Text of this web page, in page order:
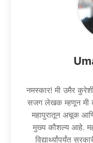
नमस्कार! मी उमैर
सजग लेखक म्हणून मी
महापुरातून अचूक
मुख्य कौशल्य आहे.
विद्यार्थ्यांपर्यंत